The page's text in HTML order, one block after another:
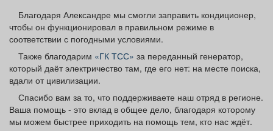
Благодаря Александре мы смогли заправить кондиционер,
чтобы он функционировал в правильном режиме в
соответствии с погодными условиями.
Также благодарим «ГК ТСС» за переданный генератор,
который даёт электричество там, где его нет: на месте поиска,
вдали от цивилизации.
Спасибо вам за то, что поддерживаете наш отряд в регионе.
Ваша помощь - это вклад в общее дело, благодаря которому
мы можем быстрее приходить на помощь тем, кто нас ждёт.